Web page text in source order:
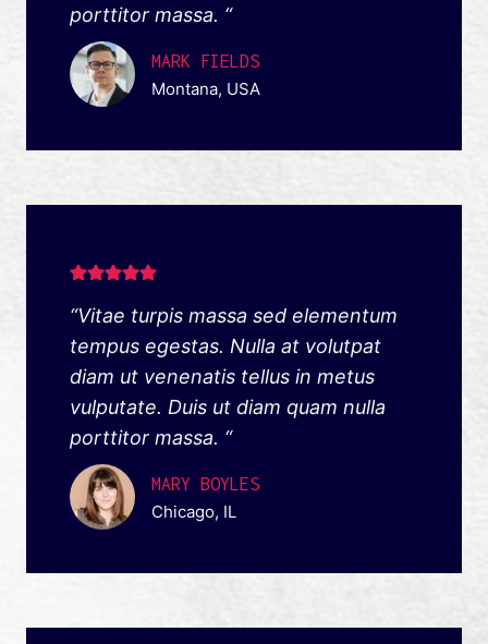
porttitor massa. “
MARK FIELDS
Montana, USA
“Vitae turpis massa sed elementum
tempus egestas. Nulla at volutpat
diam ut venenatis tellus in metus
vulputate. Duis ut diam quam nulla
porttitor massa. “
MARY BOYLES
Chicago, IL